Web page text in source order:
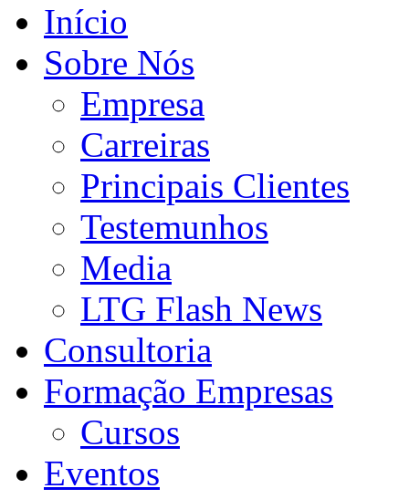
Início
Sobre Nós
Empresa
Carreiras
Principais Clientes
Testemunhos
Media
LTG Flash News
Consultoria
Formação Empresas
Cursos
Eventos